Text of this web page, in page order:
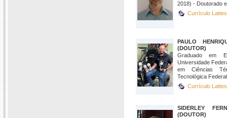
2018) - Doutorado
Currículo
PAULO
(DOUTOR)
Graduado em
Universidade
em Ciências
Tecnológica
Currículo
SIDERLEY
(DOUTOR)